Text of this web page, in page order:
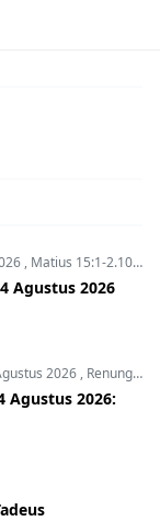
, Matius 15:1-2.10-14
Agustus 2026
2026 , Renungan Hari Ini
Agustus 2026: